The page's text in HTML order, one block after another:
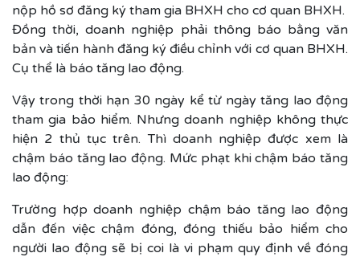
nộp hồ sơ đăng ký tham gia BHXH cho cơ quan BHXH.
Đồng thời, doanh nghiệp phải thông báo bằng văn
bản và tiến hành đăng ký điều chỉnh với cơ quan BHXH.
Cụ thể là báo tăng lao động.
Vậy trong thời hạn 30 ngày kể từ ngày tăng lao động
tham gia bảo hiểm. Nhưng doanh nghiệp không thực
hiện 2 thủ tục trên. Thì doanh nghiệp được xem là
chậm báo tăng lao động. Mức phạt khi chậm báo tăng
lao động:
Trường hợp doanh nghiệp chậm báo tăng lao động
dẫn đến việc chậm đóng, đóng thiếu bảo hiểm cho
người lao động sẽ bị coi là vi phạm quy định về đóng